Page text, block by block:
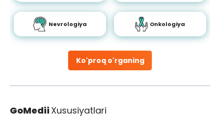
Ko'proq o'rganing
Nevrologiya Onkologiya
GoMedii Xususiyatlari